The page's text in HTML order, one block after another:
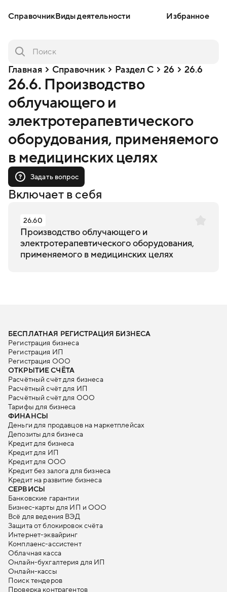
СправочникВиды деятельности Избранное
Главная Справочник Раздел C 26 26.6
26.6. Производство
облучающего и
электротерапевтического
оборудования, применяемого
в медицинских целях
Задать вопрос
Включает в себя
26.60
Производство облучающего и
электротерапевтического оборудования,
применяемого в медицинских целях
БЕСПЛАТНАЯ РЕГИСТРАЦИЯ БИЗНЕСА
Регистрация бизнеса
Регистрация ИП
Регистрация ООО
ОТКРЫТИЕ СЧЁТА
Расчётный счёт для бизнеса
Расчётный счёт для ИП
Расчётный счёт для ООО
Тарифы для бизнеса
ФИНАНСЫ
Деньги для продавцов на маркетплейсах
Депозиты для бизнеса
Кредит для бизнеса
Кредит для ИП
Кредит для ООО
Кредит без залога для бизнеса
Кредит на развитие бизнеса
СЕРВИСЫ
Банковские гарантии
Бизнес-карты для ИП и ООО
Всё для ведения ВЭД
Защита от блокировок счёта
Интернет-эквайринг
Комплаенс-ассистент
Облачная касса
Онлайн-бухгалтерия для ИП
Онлайн-кассы
Поиск тендеров
Проверка контрагентов